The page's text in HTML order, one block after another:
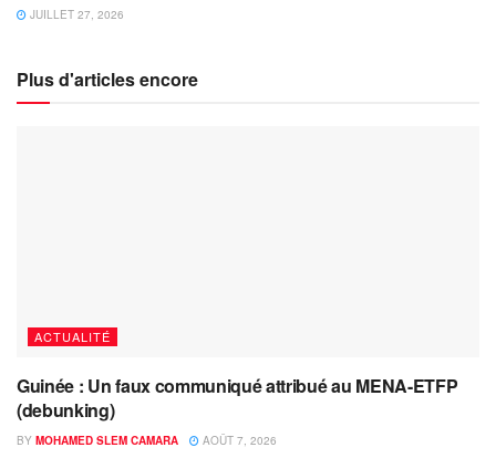
JUILLET 27, 2026
Plus d'articles encore
ACTUALITÉ
Guinée : Un faux communiqué attribué au MENA-ETFP
(debunking)
BY MOHAMED SLEM CAMARA AOÛT 7, 2026